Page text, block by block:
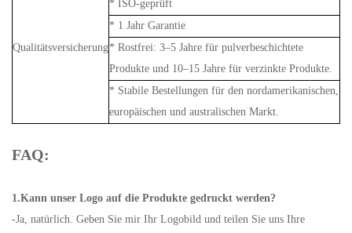
Qualitätsversicherung
* ISO-geprüft
* 1 Jahr Garantie
* Rostfrei: 3–5 Jahre für pulverbeschichtete
Produkte und 10–15 Jahre für verzinkte Produkte.
* Stabile Bestellungen für den nordamerikanischen,
europäischen und australischen Markt.
FAQ:
1.Kann unser Logo auf die Produkte gedruckt werden?
-Ja, natürlich. Geben Sie mir Ihr Logobild und teilen Sie uns Ihre